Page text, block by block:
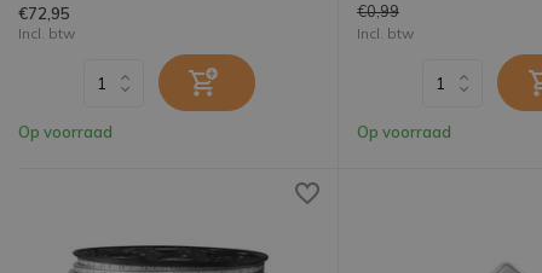
€72,95
Incl. btw
Op voorraad
€0,99
Incl. btw
Op voorraad